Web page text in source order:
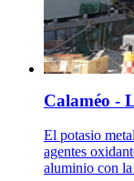
Calaméo -
El potasio
agentes
aluminio con